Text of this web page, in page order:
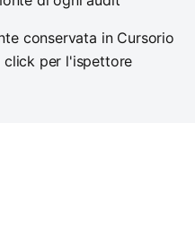
conservata in Cursorio
click per l'ispettore